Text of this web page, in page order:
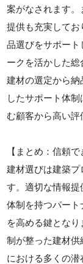
案がなされます
提供も充実して
品選びをサポート
ークを活かした総
建材の選定から
したサポート体
む顧客から高い評
【まとめ：信頼
建材選びは建築
す。適切な情報
体制を持つパー
を高める鍵とな
制が整った建材
における多くの